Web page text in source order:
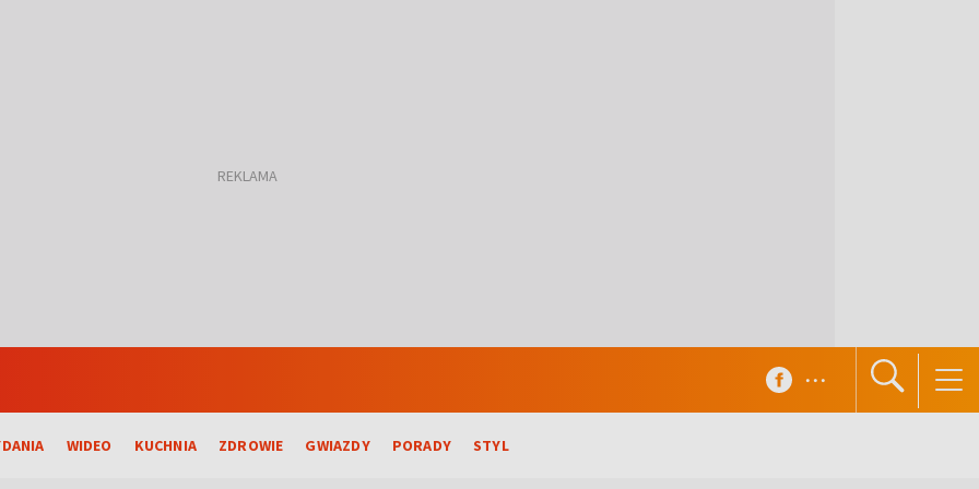
WIDEO KUCHNIA ZDROWIE GWIAZDY PORADY STYL
...